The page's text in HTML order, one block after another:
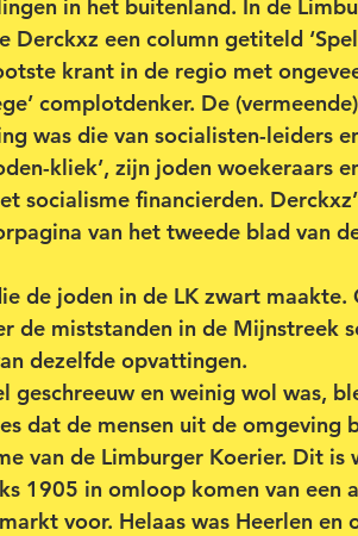
in het buitenland. In de
Derckxz een column getiteld
krant in de regio met
complotdenker. De
was die van socialisten-leiders
kliek’, zijn joden woekeraars
socialisme financierden.
van het tweede blad van
de joden in de LK zwart maakte.
de miststanden in de Mijnstreek
dezelfde opvattingen.
geschreeuw en weinig wol was,
dat de mensen uit de omgeving
van de Limburger Koerier. Dit is
1905 in omloop komen van een
voor. Helaas was Heerlen en